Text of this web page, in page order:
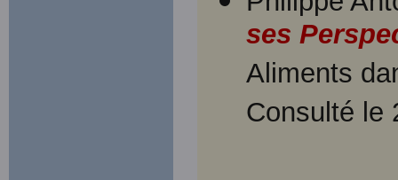
ses
Aliments
Consulté le